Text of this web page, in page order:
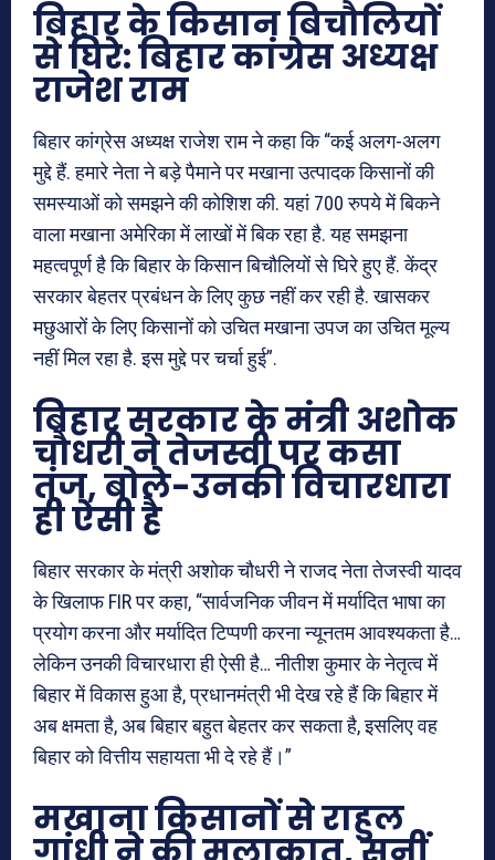
बिहार के किसान बिचौलियों
से घिरे: बिहार कांग्रेस अध्यक्ष
राजेश राम
बिहार कांग्रेस अध्यक्ष राजेश राम ने कहा कि “कई अलग-अलग
मुद्दे हैं. हमारे नेता ने बड़े पैमाने पर मखाना उत्पादक किसानों की
समस्याओं को समझने की कोशिश की. यहां 700 रुपये में बिकने
वाला मखाना अमेरिका में लाखों में बिक रहा है. यह समझना
महत्वपूर्ण है कि बिहार के किसान बिचौलियों से घिरे हुए हैं. केंद्र
सरकार बेहतर प्रबंधन के लिए कुछ नहीं कर रही है. खासकर
मछुआरों के लिए किसानों को उचित मखाना उपज का उचित मूल्य
नहीं मिल रहा है. इस मुद्दे पर चर्चा हुई”.
बिहार सरकार के मंत्री अशोक
चौधरी ने तेजस्वी पर कसा
तंज, बोले-उनकी विचारधारा
ही ऐसी है
बिहार सरकार के मंत्री अशोक चौधरी ने राजद नेता तेजस्वी यादव
के खिलाफ FIR पर कहा, “सार्वजनिक जीवन में मर्यादित भाषा का
प्रयोग करना और मर्यादित टिप्पणी करना न्यूनतम आवश्यकता है…
लेकिन उनकी विचारधारा ही ऐसी है… नीतीश कुमार के नेतृत्व में
बिहार में विकास हुआ है, प्रधानमंत्री भी देख रहे हैं कि बिहार में
अब क्षमता है, अब बिहार बहुत बेहतर कर सकता है, इसलिए वह
बिहार को वित्तीय सहायता भी दे रहे हैं।”
मखाना किसानों से राहुल